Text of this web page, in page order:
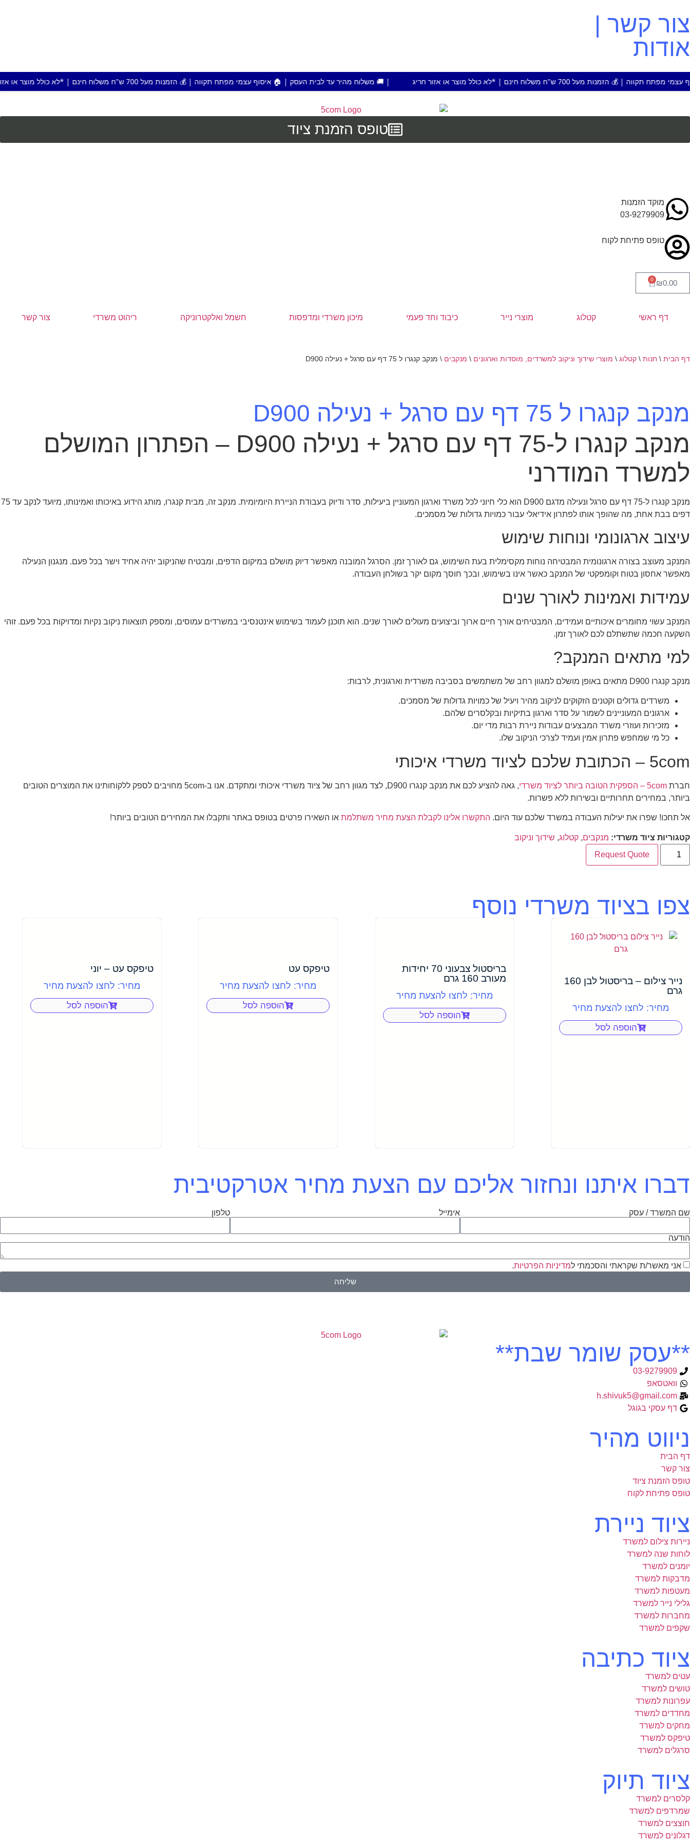
צור קשר |
אודות
700 ש"ח משלוח חינם | *לא כולל מוצר או אזור חריג | 🚚 משלוח מהיר עד לבית העסק | 🏠 איסוף עצמי מפתח תקווה | 💰 הזמנות מעל 700 ש"ח משלוח חינם | *לא כולל מוצר או אזור חריג |
טופס הזמנת ציוד
מוקד הזמנות
03-9279909
טופס פתיחת לקוח
₪0.00
0
דף ראשי קטלוג מוצרי נייר כיבוד וחד פעמי מיכון משרדי ומדפסות חשמל ואלקטרוניקה ריהוט משרדי צור קשר
דף הבית \ חנות \ קטלוג \ מוצרי שידוך וניקוב למשרדים, מוסדות וארגונים \ מנקבים \ מנקב קנגרו ל 75 דף עם סרגל + נעילה D900
מנקב קנגרו ל 75 דף עם סרגל + נעילה D900
מנקב קנגרו ל-75 דף עם סרגל + נעילה D900 – הפתרון המושלם
למשרד המודרני
מנקב קנגרו ל-75 דף עם סרגל ונעילה מדגם D900 הוא כלי חיוני לכל משרד וארגון המעוניין ביעילות, סדר ודיוק בעבודת הניירת היומיומית. מנקב זה, מבית קנגרו, מותג הידוע באיכותו ואמינותו, מיועד לנקב עד 75
דפים בבת אחת, מה שהופך אותו לפתרון אידיאלי עבור כמויות גדולות של מסמכים.
עיצוב ארגונומי ונוחות שימוש
המנקב מעוצב בצורה ארגונומית המבטיחה נוחות מקסימלית בעת השימוש, גם לאורך זמן. הסרגל המובנה מאפשר דיוק מושלם במיקום הדפים, ומבטיח שהניקוב יהיה אחיד וישר בכל פעם. מנגנון הנעילה
מאפשר אחסון בטוח וקומפקטי של המנקב כאשר אינו בשימוש, ובכך חוסך מקום יקר בשולחן העבודה.
עמידות ואמינות לאורך שנים
המנקב עשוי מחומרים איכותיים ועמידים, המבטיחים אורך חיים ארוך וביצועים מעולים לאורך שנים. הוא תוכנן לעמוד בשימוש אינטנסיבי במשרדים עמוסים, ומספק תוצאות ניקוב נקיות ומדויקות בכל פעם. זוהי
השקעה חכמה שתשתלם לכם לאורך זמן.
למי מתאים המנקב?
מנקב קנגרו D900 מתאים באופן מושלם למגוון רחב של משתמשים בסביבה משרדית וארגונית, לרבות:
משרדים גדולים וקטנים הזקוקים לניקוב מהיר ויעיל של כמויות גדולות של מסמכים.
ארגונים המעוניינים לשמור על סדר וארגון בתיקיות ובקלסרים שלהם.
מזכירות ועוזרי משרד המבצעים עבודות ניירת רבות מדי יום.
כל מי שמחפש פתרון אמין ועמיד לצרכי הניקוב שלו.
5com – הכתובת שלכם לציוד משרדי איכותי
חברת 5com – הספקית הטובה ביותר לציוד משרדי
, גאה להציע לכם את מנקב קנגרו D900, לצד מגוון רחב של ציוד משרדי איכותי ומתקדם. אנו ב-5com מחויבים לספק ללקוחותינו את המוצרים הטובים
ביותר, במחירים תחרותיים ובשירות ללא פשרות.
אל תחכו! שפרו את יעילות העבודה במשרד שלכם עוד היום. התקשרו אלינו לקבלת הצעת מחיר משתלמת או השאירו פרטים בטופס באתר ותקבלו את המחירים הטובים ביותר!
קטגוריות ציוד משרדי: מנקבים, קטלוג, שידוך וניקוב
Request Quote
צפו בציוד משרדי נוסף
נייר צילום – בריסטול לבן 160
גרם
מחיר: לחצו להצעת מחיר
הוספה לסל
בריסטול צבעוני 70 יחידות
מעורב 160 גרם
מחיר: לחצו להצעת מחיר
הוספה לסל
טיפקס עט
מחיר: לחצו להצעת מחיר
הוספה לסל
טיפקס עט – יוני
מחיר: לחצו להצעת מחיר
הוספה לסל
דברו איתנו ונחזור אליכם עם הצעת מחיר אטרקטיבית
שם המשרד / עסק אימייל טלפון
הודעה
אני מאשר/ת שקראתי והסכמתי למדיניות הפרטיות
שליחה
**עסק שומר שבת**
03-9279909
וואטסאפ
h.shivuk5@gmail.com
דף עסקי בגוגל
ניווט מהיר
דף הבית
צור קשר
טופס הזמנת ציוד
טופס פתיחת לקוח
ציוד ניירת
ניירות צילום למשרד
לוחות שנה למשרד
יומנים למשרד
מדבקות למשרד
מעטפות למשרד
גלילי נייר למשרד
מחברות למשרד
שקפים למשרד
ציוד כתיבה
עטים למשרד
טושים למשרד
עפרונות למשרד
מחדדים למשרד
מחקים למשרד
טיפקס למשרד
סרגלים למשרד
ציוד תיוק
קלסרים למשרד
שמרדפים למשרד
חוצצים למשרד
דגלונים למשרד